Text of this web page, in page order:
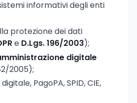
informativi degli enti
protezione dei dati
e D.Lgs. 196/2003);
digitale
2005);
PagoPA, SPID, CIE,